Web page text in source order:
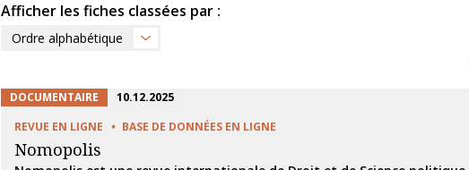
Afficher les fiches classées par :
Ordre alphabétique
DOCUMENTAIRE
10.12.2025
REVUE EN LIGNE
BASE DE DONNÉES EN LIGNE
Nomopolis